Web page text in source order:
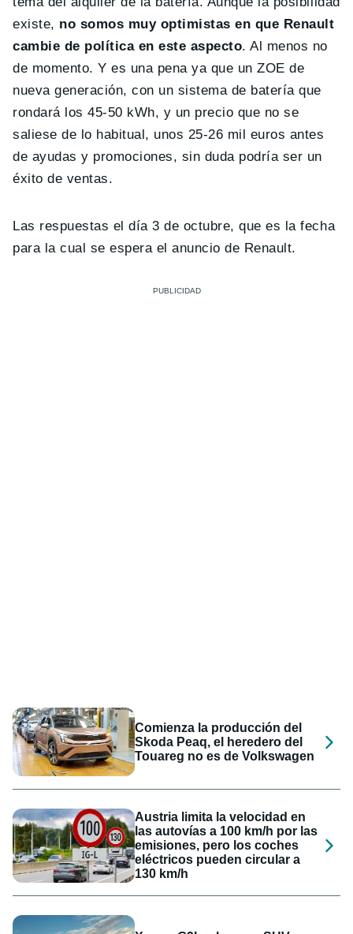
existe, no somos muy optimistas en que Renault
cambie de política en este aspecto. Al menos no
de momento. Y es una pena ya que un ZOE de
nueva generación, con un sistema de batería que
rondará los 45-50 kWh, y un precio que no se
saliese de lo habitual, unos 25-26 mil euros antes
de ayudas y promociones, sin duda podría ser un
éxito de ventas.
Las respuestas el día 3 de octubre, que es la fecha
para la cual se espera el anuncio de Renault.
Comienza la producción del
Skoda Peaq, el heredero del
Touareg no es de Volkswagen
Austria limita la velocidad en
las autovías a 100 km/h por las
emisiones, pero los coches
eléctricos pueden circular a
130 km/h